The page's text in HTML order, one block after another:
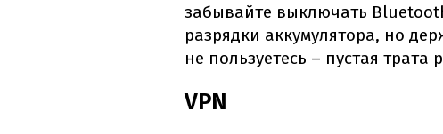
забывайте выключать
разрядки аккумулятора, но
не пользуетесь – пустая трата
VPN